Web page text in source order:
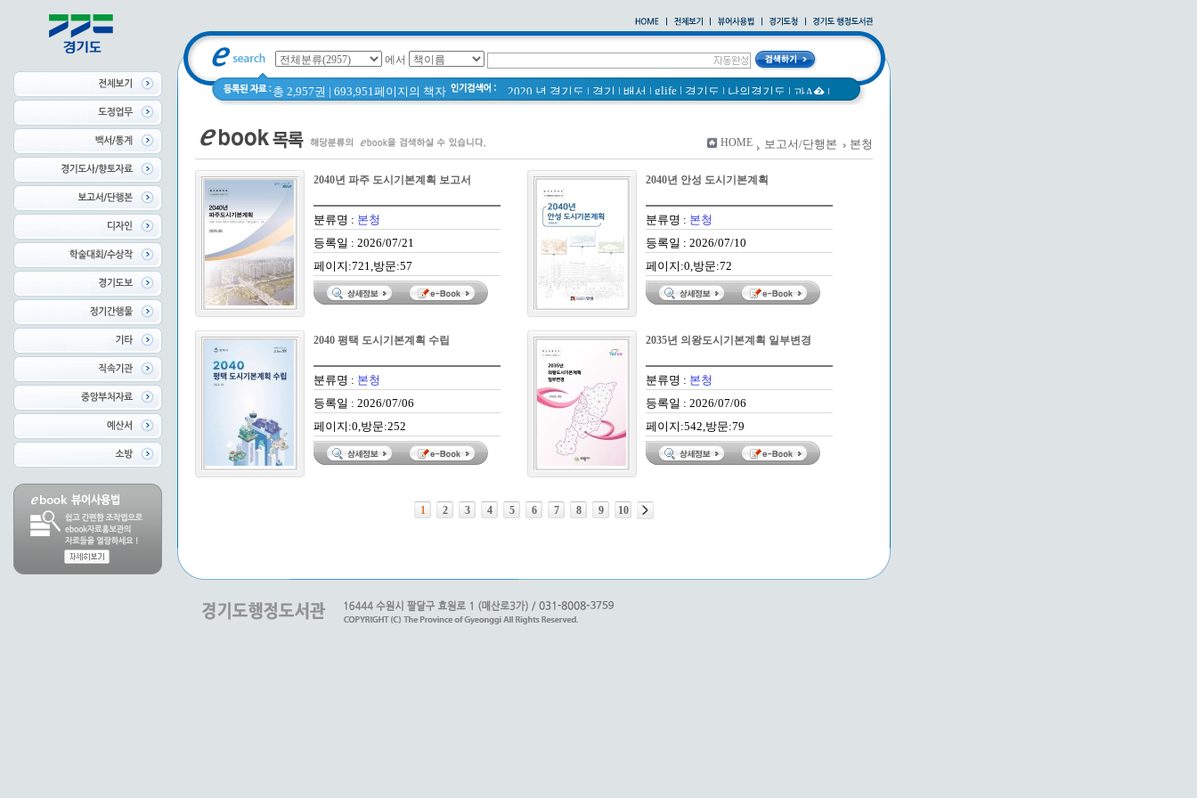
에서
총 2,957권 | 693,951페이지의 책자 2020 년 경기도 | 경기 | 배서 | glife | 경기도 | 나의경기도 | 과A� |
2021 경기도 공동주택 품질점검 사례집|공동주택|
경기도 바로알기|
국토의 계획 및 이용에 관한 법률_질의 회신 사례집
|
의회소식 81호
다문화가족 소식지
HOME 보고서/단행본 본청
2040년 파주 도시기본계획 보고서
분류명 : 본청
등록일 : 2026/07/21
페이지:721,방문:57
2040년 안성 도시기본계획
분류명 : 본청
등록일 : 2026/07/10
페이지:0,방문:72
2040 평택 도시기본계획 수립
분류명 : 본청
등록일 : 2026/07/06
페이지:0,방문:252
2035년 의왕도시기본계획 일부변경
분류명 : 본청
등록일 : 2026/07/06
페이지:542,방문:79
1 2 3 4 5 6 7 8 9 10